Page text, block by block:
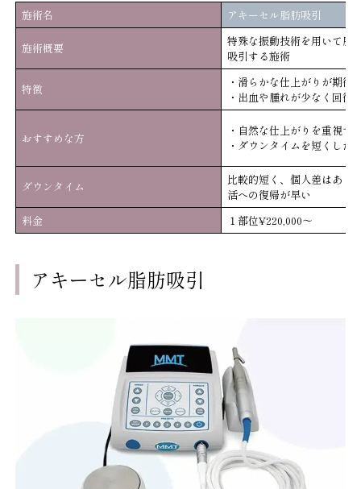
施術名 アキーセル脂肪吸引
施術概要
特殊な振動技術を用いて脂
吸引する施術
特徴
・滑らかな仕上がりが期待
・出血や腫れが少なく回復
おすすめな方
・自然な仕上がりを重視す
・ダウンタイムを短くした
ダウンタイム
比較的短く、個人差はあり
活への復帰が早い
料金
１部位¥220,000～
アキーセル脂肪吸引